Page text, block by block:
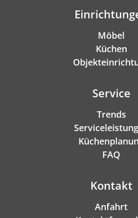
Möbel
Küchen
Service
Trends
FAQ
Kontakt
Anfahrt